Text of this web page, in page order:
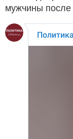
мужчины после